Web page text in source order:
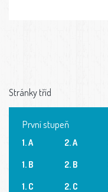
Stránky tříd
První stupeň
1. A
1. B
1. C
2. A
2. B
2. C